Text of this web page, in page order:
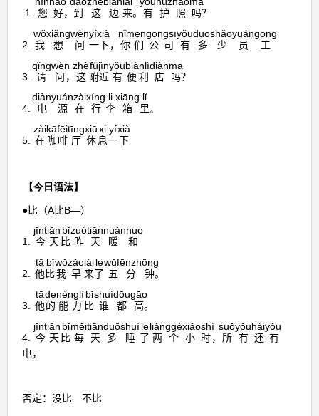
1. 您好， 到
这边 来。 有 护照
吗？
2. 我
wǒ
想
xiǎng
问
wèn
一下
yíxià
， 你们
nǐmen
公司
gōngsī
有
yǒu
多少
duōshǎo
员工
yuángōng
3. 请问
qǐngwèn
， 这
zhè
附近
fùjìn
有
yǒu
便利
biànlì
店
diàn
吗
ma
？
4. 电
diàn
源
yuán
在
zài
行
xíng
李
li
箱
xiāng
里
lǐ
。
5. 在
zài
咖
kā
啡
fēi
厅
tīng
休
xiū
息
xi
一
yí
下
xià
【今日语法】
●比（A比B—）
1. 今天
jīntiān
比
bǐ
昨天
zuótiān
暖和
nuǎnhuo
2. 他
tā
比
bǐ
我
wǒ
早
zǎo
来
lái
了
le
五分钟
wǔfēnzhōng
。
3. 他
tā
的
de
能力
nénglì
比
bǐ
谁
shuí
都
dōu
高
gāo
。
4. 今天
jīntiān
比
bǐ
每天
měitiān
多
duō
睡
shuì
了
le
两个小时
liǎnggèxiǎoshí
，
所有
suǒyǒu
还有
háiyǒu
电，
否定：没比 不比